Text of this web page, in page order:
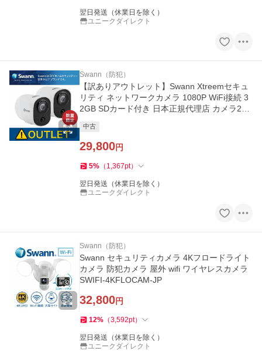
翌日発送（休業日を除く）
ユニークダイレクト
Swann（防犯）
【訳ありアウトレット】Swann Xtreemセキュ
リティ ネットワークカメラ 1080P WiFi接続 3
2GB SDカード付き 日本正規代理店 カメラ2台
中古
29,800円
5% （ 1,367pt）
翌日発送（休業日を除く）
ユニークダイレクト
Swann（防犯）
Swann セキュリティカメラ 4Kフロードライト
カメラ 防犯カメラ 屋外 wifi ワイヤレスカメラ
SWIFI-4KFLOCAM-JP
32,800円
12% （3,592pt）
翌日発送（休業日を除く）
ユニークダイレクト